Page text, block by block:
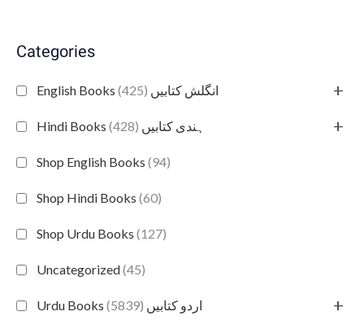
Categories
English Books انگلش کتابیں (425) +
Hindi Books ہندی کتابیں (428) +
Shop English Books (94)
Shop Hindi Books (60)
Shop Urdu Books (127)
Uncategorized(45)
Urdu Books اردو کتابیں (5839) +